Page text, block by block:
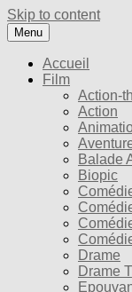
Skip to content
Menu
Accueil
Film
Action-
Action
Balade
Biopic
Drame
Drame